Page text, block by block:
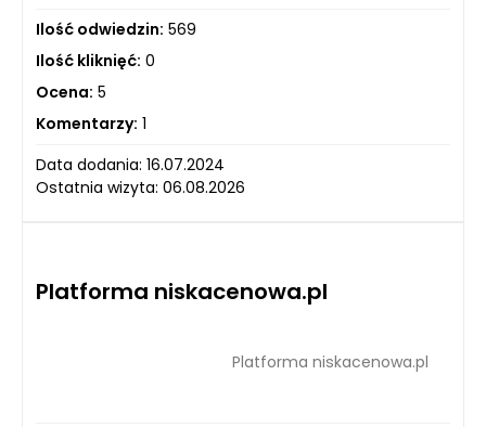
Ilość odwiedzin: 569
Ilość kliknięć: 0
Ocena: 5
Komentarzy: 1
Data dodania: 16.07.2024
Ostatnia wizyta: 06.08.2026
Platforma niskacenowa.pl
Platforma niskacenowa.pl